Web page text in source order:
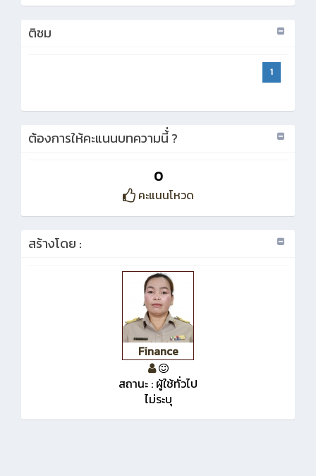
ติชม
1
ต้องการให้คะแนนบทความนี้่ ?
0
คะแนนโหวด
สร้างโดย :
Finance
สถานะ : ผู้ใช้ทั่วไป
ไม่ระบุ